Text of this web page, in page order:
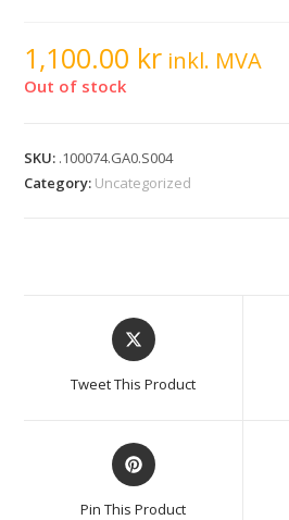
1,100.00 kr inkl. MVA
Out of stock
SKU: .100074.GA0.S004
Category: Uncategorized
Tweet This Product
Pin This Product